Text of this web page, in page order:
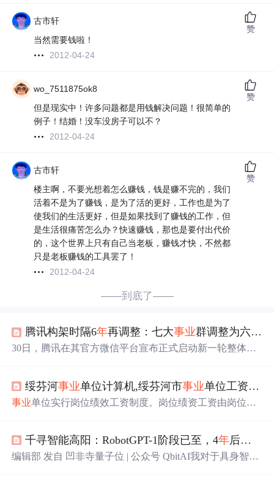
古市轩
当然需要钱啦！
2012-04-24
赞
wo_7511875ok8
但是现实中！许多问题都是用钱解决问题！很简单的
例子！结婚！没车没房子可以不？
2012-04-24
赞
古市轩
楼主啊，不要光想着怎么赚钱，钱是赚不完的，我们
活着不是为了赚钱，是为了活的更好，工作也是为了
使我们的生活更好，但是如果找到了赚钱的工作，但
是生活很痛苦怎么办？快速赚钱，那也是要付出代价
的，这个世界上只有自己当老板，赚钱才快，不然都
只是老板赚钱的工具罢了！
2012-04-24
赞
——到底了——
腾讯构架时隔6年再调整：七大事业群调整为六大
30日，腾讯在其官方微信平台宣布正式启动新一轮整体战
组整合。 腾讯表示，将保留原有的企业发展事业群(C
DG)、互动娱乐事业群(IEG)、技术工程事业群(TEG)、微
绥芬河事业单位计算机,绥芬河市事业单位工资标准
事业单位实行岗位绩效工资制度。岗位绩资工资由岗位工
贴标准发给大家参考。一、岗位工资岗位工资以岗位权
利、责任、劳动强度、劳动条件、劳动技能、重要性、安
千寻智能高阳：RobotGPT-1阶段已至，4年后达到3.5阶段 | MEET 2025
编辑部 发自 凹非寺量子位 | 公众号 QbitAI我对于具身智能